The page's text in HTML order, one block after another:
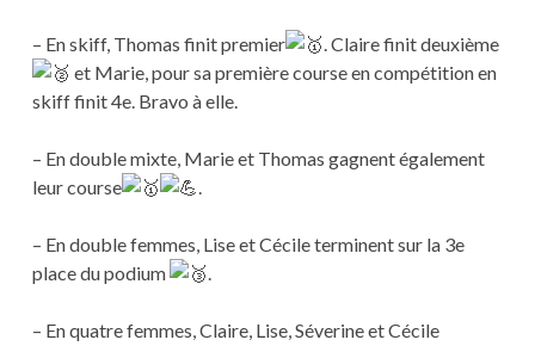
– En skiff, Thomas finit premier
. Claire finit deuxième
et Marie, pour sa première course en compétition en
skiff finit 4e. Bravo à elle.
– En double mixte, Marie et Thomas gagnent également
leur course
.
– En double femmes, Lise et Cécile terminent sur la 3e
place du podium
.
– En quatre femmes, Claire, Lise, Séverine et Cécile